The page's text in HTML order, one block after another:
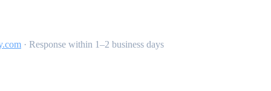
· Response within 1–2 business days